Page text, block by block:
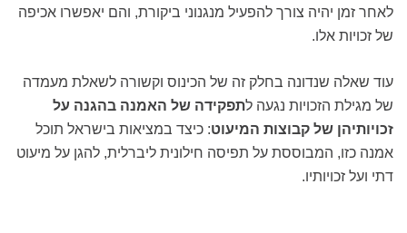
לאחר זמן יהיה צורך להפעיל מנגנוני ביקורת, והם יאפשרו אכיפה
של זכויות אלו.
עוד שאלה שנדונה בחלק זה של הכינוס וקשורה לשאלת מעמדה
של מגילת הזכויות נגעה לתפקידה של האמנה בהגנה על
זכויותיהן של קבוצות המיעוט: כיצד במציאות בישראל תוכל
אמנה כזו, המבוססת על תפיסה חילונית ליברלית, להגן על מיעוט
דתי ועל זכויותיו.